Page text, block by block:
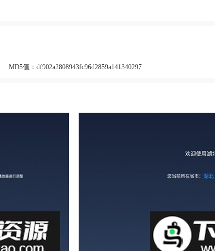
MD5值： df902a2808943fc96d2859a141340297